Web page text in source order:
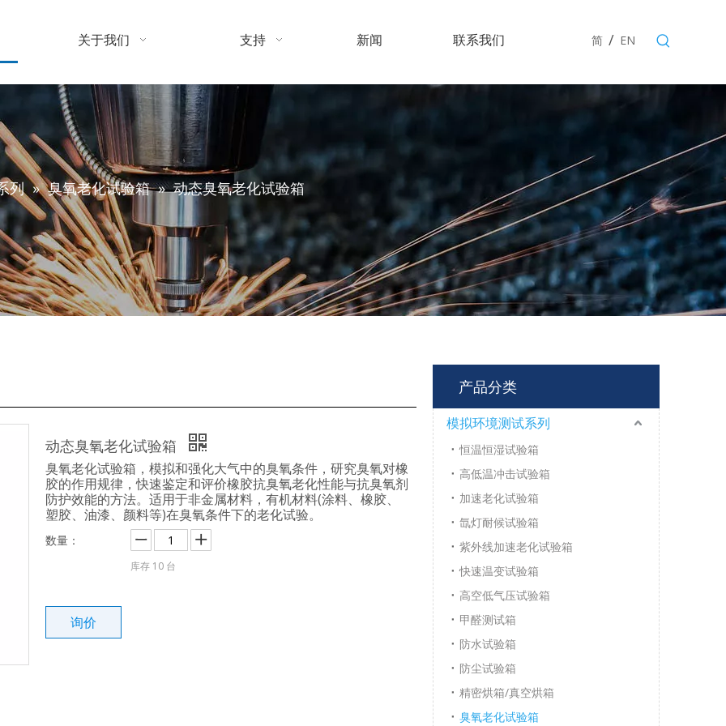
关于我们 支持 新闻 联系我们 简 / EN
列 » 臭氧老化试验箱 » 动态臭氧老化试验箱
动态臭氧老化试验箱
臭氧老化试验箱，模拟和强化大气中的臭氧条件，研究臭氧对橡
胶的作用规律，快速鉴定和评价橡胶抗臭氧老化性能与抗臭氧剂
防护效能的方法。适用于非金属材料，有机材料(涂料、橡胶、
塑胶、油漆、颜料等)在臭氧条件下的老化试验。
数量：
库存 10 台
询价
产品分类
模拟环境测试系列
恒温恒湿试验箱
高低温冲击试验箱
加速老化试验箱
氙灯耐候试验箱
紫外线加速老化试验箱
快速温变试验箱
高空低气压试验箱
甲醛测试箱
防水试验箱
防尘试验箱
精密烘箱/真空烘箱
臭氧老化试验箱